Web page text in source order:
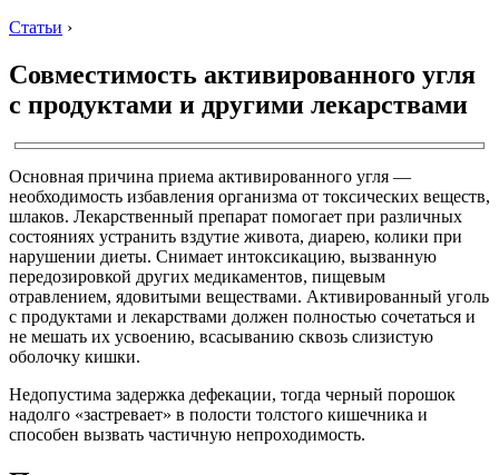
Статьи ›
Совместимость активированного угля
с продуктами и другими лекарствами
Основная причина приема активированного угля —
необходимость избавления организма от токсических веществ,
шлаков. Лекарственный препарат помогает при различных
состояниях устранить вздутие живота, диарею, колики при
нарушении диеты. Снимает интоксикацию, вызванную
передозировкой других медикаментов, пищевым
отравлением, ядовитыми веществами. Активированный уголь
с продуктами и лекарствами должен полностью сочетаться и
не мешать их усвоению, всасыванию сквозь слизистую
оболочку кишки.
Недопустима задержка дефекации, тогда черный порошок
надолго «застревает» в полости толстого кишечника и
способен вызвать частичную непроходимость.